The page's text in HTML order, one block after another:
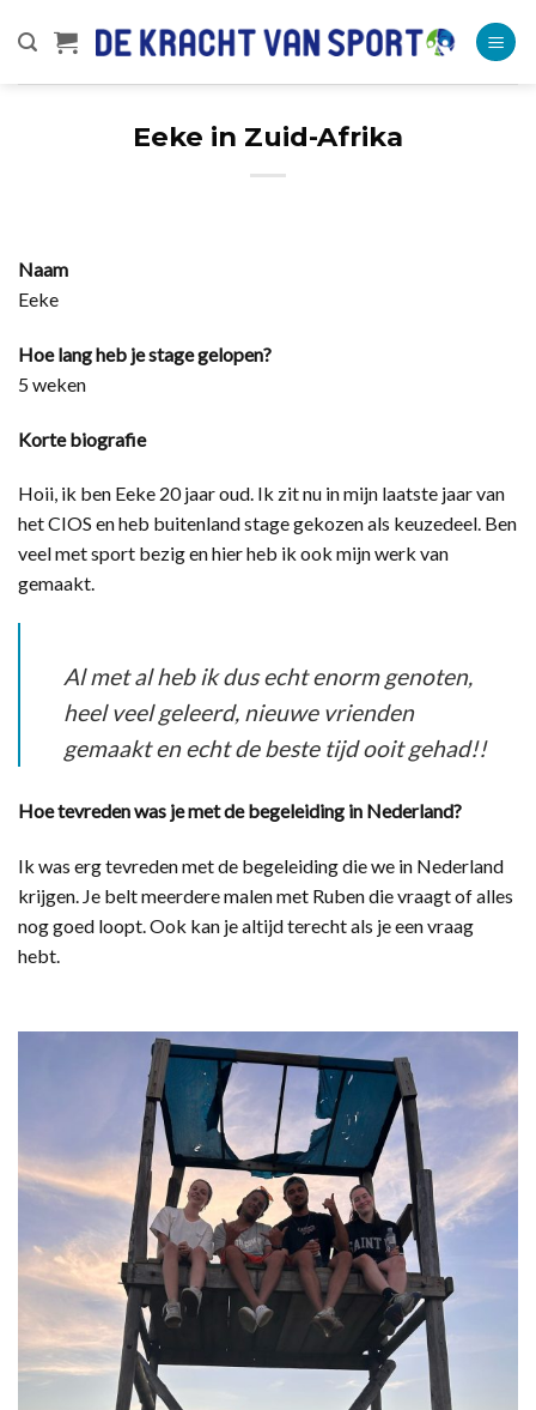
naar
Eeke in Zuid-Afrika
Naam
Eeke
Hoe lang heb je stage gelopen?
5 weken
Korte biografie
Hoii, ik ben Eeke 20 jaar oud. Ik zit nu in mijn laatste jaar van
het CIOS en heb buitenland stage gekozen als keuzedeel. Ben
veel met sport bezig en hier heb ik ook mijn werk van
gemaakt.
Al met al heb ik dus echt enorm genoten,
heel veel geleerd, nieuwe vrienden
gemaakt en echt de beste tijd ooit gehad!!
Hoe tevreden was je met de begeleiding in Nederland?
Ik was erg tevreden met de begeleiding die we in Nederland
krijgen. Je belt meerdere malen met Ruben die vraagt of alles
nog goed loopt. Ook kan je altijd terecht als je een vraag
hebt.